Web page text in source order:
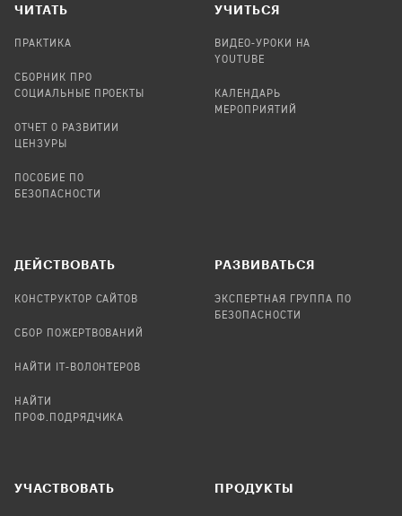
ЧИТАТЬ
ПРАКТИКА
СБОРНИК ПРО
СОЦИАЛЬНЫЕ ПРОЕКТЫ
ОТЧЕТ О РАЗВИТИИ
ЦЕНЗУРЫ
ПОСОБИЕ ПО
БЕЗОПАСНОСТИ
УЧИТЬСЯ
ВИДЕО-УРОКИ НА
YOUTUBE
КАЛЕНДАРЬ
МЕРОПРИЯТИЙ
ДЕЙСТВОВАТЬ
КОНСТРУКТОР САЙТОВ
СБОР ПОЖЕРТВОВАНИЙ
НАЙТИ IT-ВОЛОНТЕРОВ
НАЙТИ
ПРОФ.ПОДРЯДЧИКА
РАЗВИВАТЬСЯ
ЭКСПЕРТНАЯ ГРУППА ПО
БЕЗОПАСНОСТИ
УЧАСТВОВАТЬ ПРОДУКТЫ